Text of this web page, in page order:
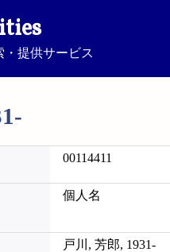
・提供サービス
00114411
個人名
戸川, 芳郎, 1931-